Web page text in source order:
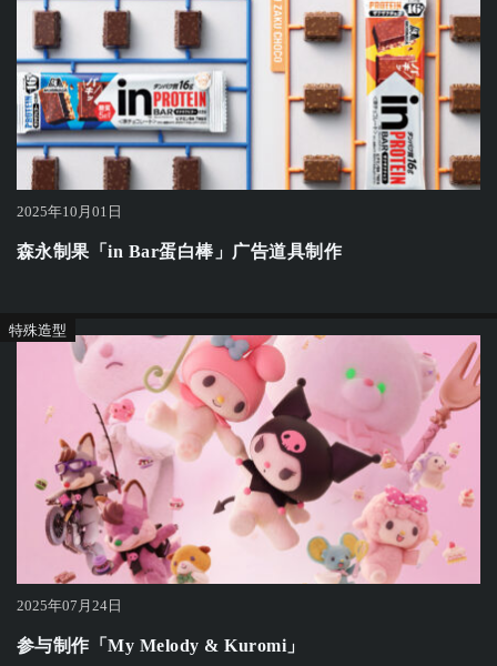
2025年10月01日
森永制果「in Bar蛋白棒」广告道具制作
2025年07月24日
特殊造型
参与制作「My Melody & Kuromi」